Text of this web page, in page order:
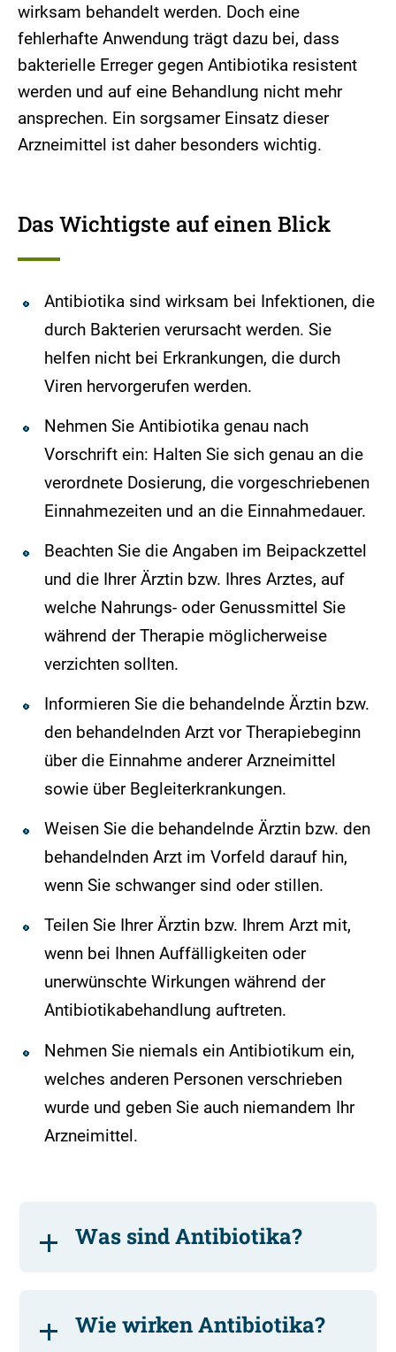
wirksam behandelt werden. Doch eine
fehlerhafte Anwendung trägt dazu bei, dass
bakterielle Erreger gegen Antibiotika resistent
werden und auf eine Behandlung nicht mehr
ansprechen. Ein sorgsamer Einsatz dieser
Arzneimittel ist daher besonders wichtig.
Das Wichtigste auf einen Blick
Antibiotika sind wirksam bei Infektionen, die
durch Bakterien verursacht werden. Sie
helfen nicht bei Erkrankungen, die durch
Viren hervorgerufen werden.
Nehmen Sie Antibiotika genau nach
Vorschrift ein: Halten Sie sich genau an die
verordnete Dosierung, die vorgeschriebenen
Einnahmezeiten und an die Einnahmedauer.
Beachten Sie die Angaben im Beipackzettel
und die Ihrer Ärztin bzw. Ihres Arztes, auf
welche Nahrungs- oder Genussmittel Sie
während der Therapie möglicherweise
verzichten sollten.
Informieren Sie die behandelnde Ärztin bzw.
den behandelnden Arzt vor Therapiebeginn
über die Einnahme anderer Arzneimittel
sowie über Begleiterkrankungen.
Weisen Sie die behandelnde Ärztin bzw. den
behandelnden Arzt im Vorfeld darauf hin,
wenn Sie schwanger sind oder stillen.
Teilen Sie Ihrer Ärztin bzw. Ihrem Arzt mit,
wenn bei Ihnen Auffälligkeiten oder
unerwünschte Wirkungen während der
Antibiotikabehandlung auftreten.
Nehmen Sie niemals ein Antibiotikum ein,
welches anderen Personen verschrieben
wurde und geben Sie auch niemandem Ihr
Arzneimittel.
Was sind Antibiotika?
Wie wirken Antibiotika?